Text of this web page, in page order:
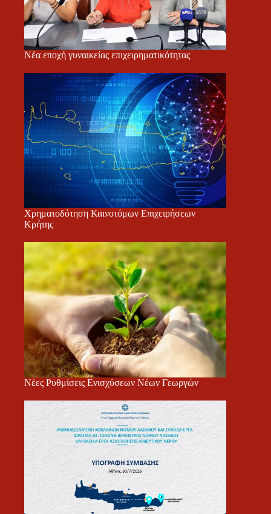
Νέα εποχή γυναικείας επιχειρηματικότητας
Χρηματοδότηση Καινοτόμων Επιχειρήσεων
Κρήτης
Νέες Ρυθμίσεις Ενισχύσεων Νέων Γεωργών